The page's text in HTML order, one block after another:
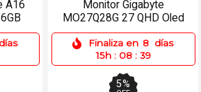
A16
días
Monitor Gigabyte
MO27Q28G 27 QHD Oled
280Hz - 2xHDMI, DP, USB-
C
Finaliza en 8 días
15h : 08 : 39
5%